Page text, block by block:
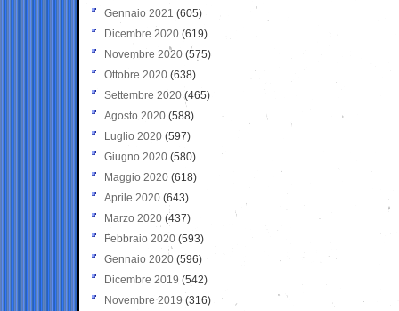
Gennaio 2021 (605)
Dicembre 2020 (619)
Novembre 2020 (575)
Ottobre 2020 (638)
Settembre 2020(465)
Agosto 2020 (588)
Luglio 2020 (597)
Giugno 2020 (580)
Maggio 2020 (618)
Aprile 2020 (643)
Marzo 2020 (437)
Febbraio 2020 (593)
Gennaio 2020 (596)
Dicembre 2019 (542)
Novembre 2019 (316)